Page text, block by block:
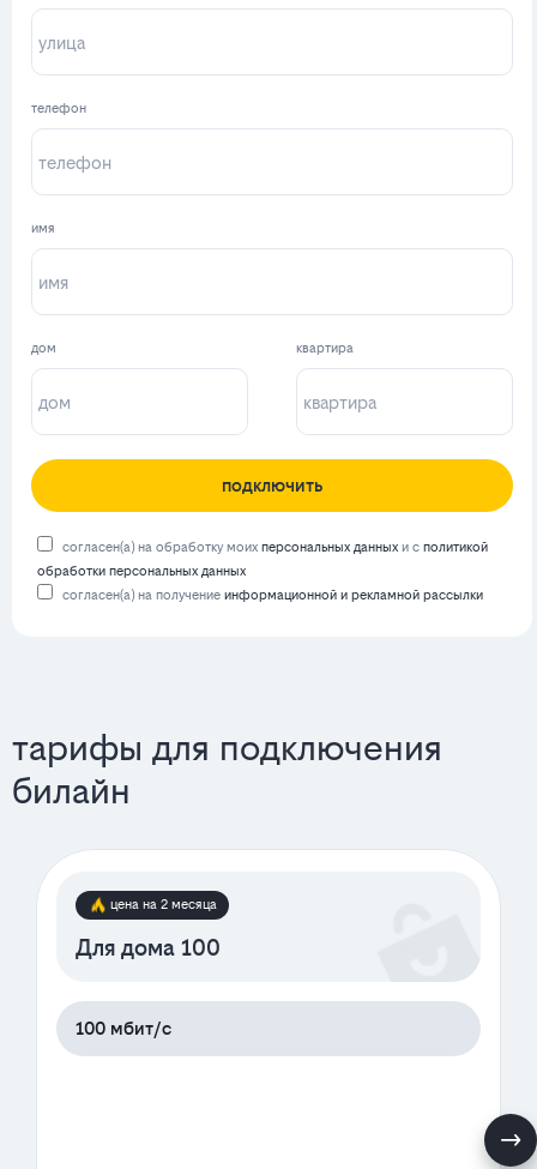
телефон
имя
дом квартира
подключить
согласен(а) на обработку моих персональных данных и с политикой
обработки персональных данных
согласен(а) на получение информационной и рекламной рассылки
тарифы для подключения
билайн
цена на 2 месяца
Для дома 100
100 мбит/с